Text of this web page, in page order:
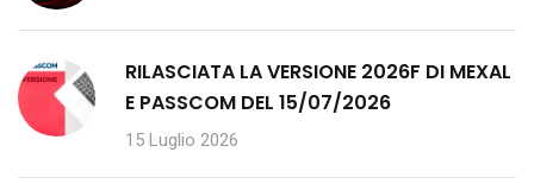
RILASCIATA LA VERSIONE 2026F DI MEXAL
E PASSCOM DEL 15/07/2026
15 Luglio 2026